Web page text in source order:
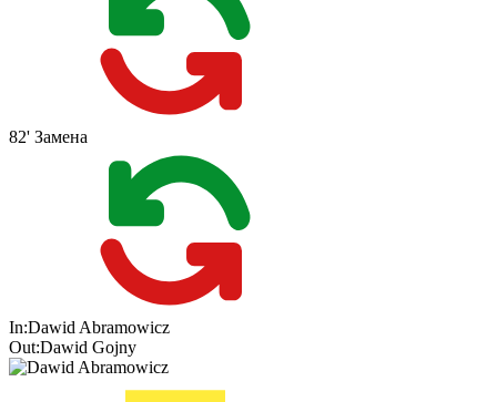
82' Замена
In:Dawid Abramowicz
Out:Dawid Gojny